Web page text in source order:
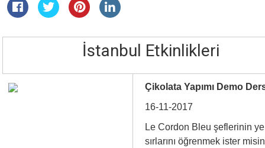
İstanbul Etkinlikleri
Çikolata Yapımı Demo
16-11-2017
Le Cordon Bleu şeflerinin
sırlarını öğrenmek ister